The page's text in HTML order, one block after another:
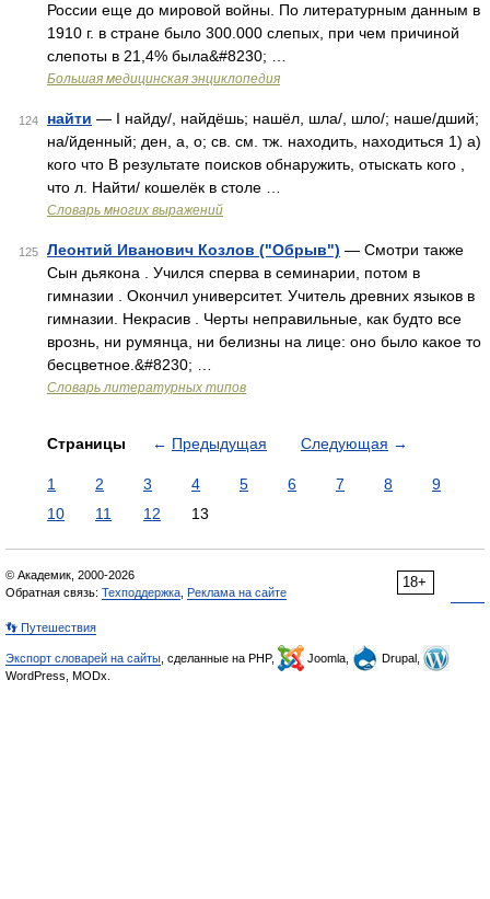
России еще до мировой войны. По литературным данным в
1910 г. в стране было 300.000 слепых, при чем причиной
слепоты в 21,4% была&#8230; …
Большая медицинская энциклопедия
124 найти — I найду/, найдёшь; нашёл, шла/, шло/; наше/дший;
на/йденный; ден, а, о; св. см. тж. находить, находиться 1) а)
кого что В результате поисков обнаружить, отыскать кого ,
что л. Найти/ кошелёк в столе …
Словарь многих выражений
125 Леонтий Иванович Козлов ("Обрыв") — Смотри также
Сын дьякона . Учился сперва в семинарии, потом в
гимназии . Окончил университет. Учитель древних языков в
гимназии. Некрасив . Черты неправильные, как будто все
врознь, ни румянца, ни белизны на лице: оно было какое то
бесцветное.&#8230; …
Словарь литературных типов
Страницы ← Предыдущая Следующая →
1 2 3 4 5 6 7 8
9
10
11 12 13
18+
© Академик, 2000-2026
Обратная связь: Техподдержка Реклама на сайте
👣 Путешествия
Экспорт словарей на сайты , сделанные на PHP, Joomla,
Drupal,
WordPress, MODx.